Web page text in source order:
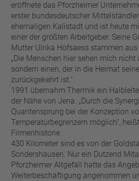
eröffnete das Pforzheimer
erster bundesdeutscher
ehemaligen Kalistadt und ist heute
einer der größten Arbeitgeber. Seine
Mutter Ulrika Hofsaess stammen
„Die Menschen hier sehen mich nicht
sondern einen, der in die Heimat
zurückgekehrt ist.“
1991 übernahm Thermik ein
der Nähe von Jena. „Durch die
Quantensprung bei der Konzeption
Temperaturbegrenzern möglich“,
Firmenhistorie.
430 Kilometer sind es von der
Sondershausen. Nur ein Dutzend
Pforzheimer Altgefäll hatte das
Weiterbeschäftigung angenommen